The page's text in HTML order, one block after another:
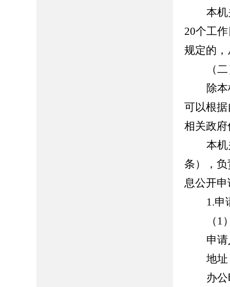
本
20个工
规定的
（
除
可以根
相关政
本
条），
息公开
1.申
（ 1
申
地
办